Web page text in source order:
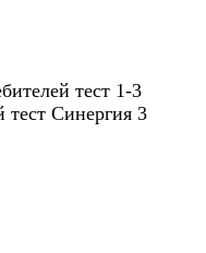
тест 1-3
тест Синергия 3